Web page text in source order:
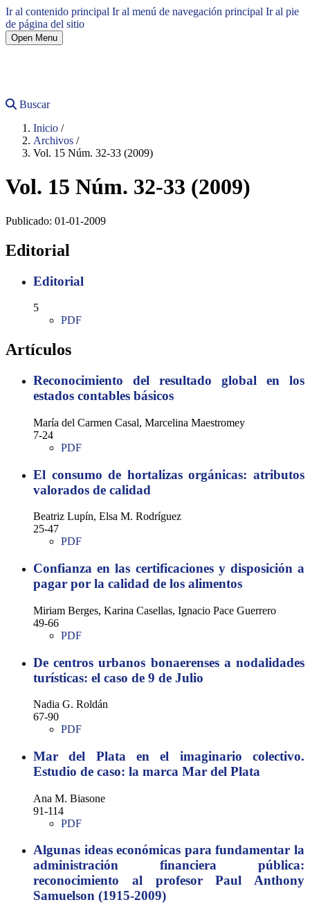
Ir al contenido principal Ir al menú de navegación principal Ir al pie
de página del sitio
Open Menu
Buscar
Inicio /
Archivos /
Vol. 15 Núm. 32-33 (2009)
Vol. 15 Núm. 32-33 (2009)
Publicado: 01-01-2009
Editorial
Editorial
5
PDF
Artículos
Reconocimiento del resultado global en los
estados contables básicos
María del Carmen Casal, Marcelina Maestromey
7-24
PDF
El consumo de hortalizas orgánicas: atributos
valorados de calidad
Beatriz Lupín, Elsa M. Rodríguez
25-47
PDF
Confianza en las certificaciones y disposición a
pagar por la calidad de los alimentos
Miriam Berges, Karina Casellas, Ignacio Pace Guerrero
49-66
PDF
De centros urbanos bonaerenses a nodalidades
turísticas: el caso de 9 de Julio
Nadia G. Roldán
67-90
PDF
Mar del Plata en el imaginario colectivo.
Estudio de caso: la marca Mar del Plata
Ana M. Biasone
91-114
PDF
Algunas ideas económicas para fundamentar la
administración financiera pública:
reconocimiento al profesor Paul Anthony
Samuelson (1915-2009)